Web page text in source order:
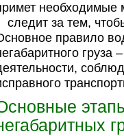
необходимые
следит за тем,
правило